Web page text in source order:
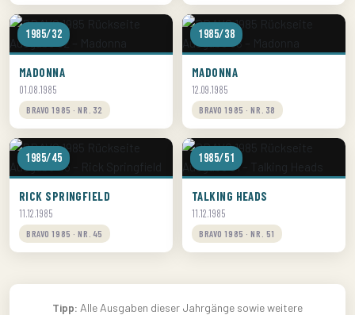
1985/32
MADONNA
01.08.1985
BRAVO 1985 · NR. 32
1985/38
MADONNA
12.09.1985
BRAVO 1985 · NR. 38
1985/45
RICK SPRINGFIELD
11.12.1985
BRAVO 1985 · NR. 45
1985/51
TALKING HEADS
11.12.1985
BRAVO 1985 · NR. 51
Tipp: Alle Ausgaben dieser Jahrgänge sowie weitere